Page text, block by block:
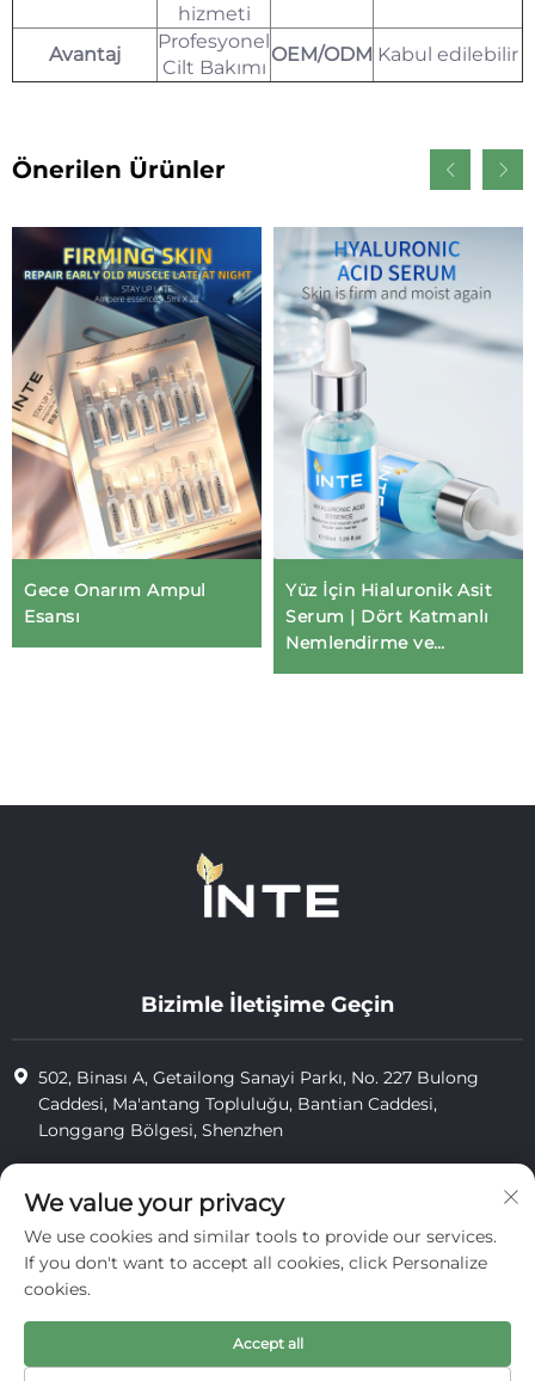
hizmeti
Avantaj
Profesyonel
Cilt Bakımı
OEM/ODM Kabul edilebilir
Önerilen Ürünler
Gece Onarım Ampul
Esansı
Yüz İçin Hialuronik Asit
Serum | Dört Katmanlı
Nemlendirme ve
Sakinleştirici Yaşlanmaya
Bizimle İletişime Geçin
502, Binası A, Getailong Sanayi Parkı, No. 227 Bulong
Caddesi, Ma'antang Topluluğu, Bantian Caddesi,
Longgang Bölgesi, Shenzhen
[email protected]
saklıdır.
gizlilik
We value your privacy
We use cookies and similar tools to provide our services.
If you don't want to accept all cookies, click Personalize
cookies.
Accept all